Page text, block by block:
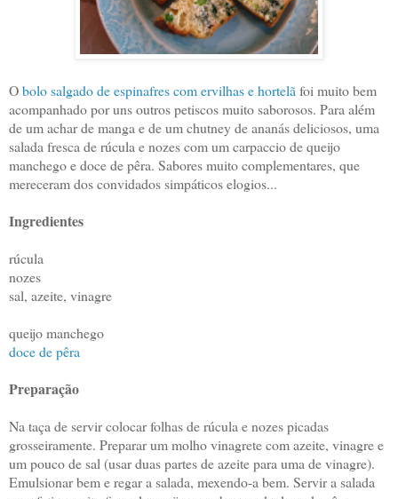
Obolo salgado de espinafres com ervilhas e hortelã foi muito bem
acompanhado por uns outros petiscos muito saborosos. Para além
de um achar de manga e de um chutney de ananás deliciosos, uma
salada fresca de rúcula e nozes com um carpaccio de queijo
manchego e doce de pêra. Sabores muito complementares, que
mereceram dos convidados simpáticos elogios...
Ingredientes
rúcula
nozes
sal, azeite, vinagre
queijo manchego
doce de pêra
Preparação
Na taça de servir colocar folhas de rúcula e nozes picadas
grosseiramente. Preparar um molho vinagrete com azeite, vinagre e
um pouco de sal (usar duas partes de azeite para uma de vinagre).
Emulsionar bem e regar a salada, mexendo-a bem. Servir a salada